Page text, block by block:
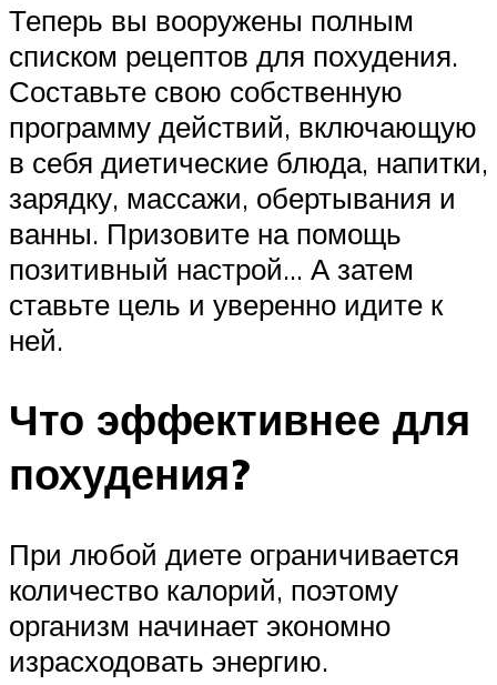
Теперь вы вооружены полным
списком рецептов для похудения.
Составьте свою собственную
программу действий, включающую
в себя диетические блюда, напитки,
зарядку, массажи, обертывания и
ванны. Призовите на помощь
позитивный настрой… А затем
ставьте цель и уверенно идите к
ней.
Что эффективнее для
похудения?
При любой диете ограничивается
количество калорий, поэтому
организм начинает экономно
израсходовать энергию.